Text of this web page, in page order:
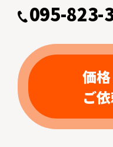
095-823-
価
ご